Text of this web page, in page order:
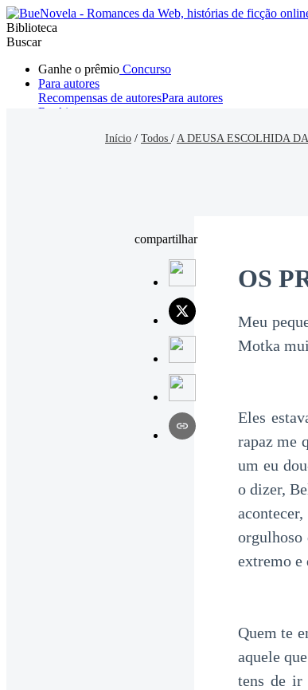
Biblioteca
Buscar
Ganhe o prêmio Concurso
Para autores
Recompensas de autoresPara autores
Ranking
Início / Todos / A DEUSA ESCOLHIDA
compartilhar
OS
Meu
Motka
Eles
rapaz me
um eu
o dizer,
orgulhoso
extremo e
Quem te
aquele
tens de ir